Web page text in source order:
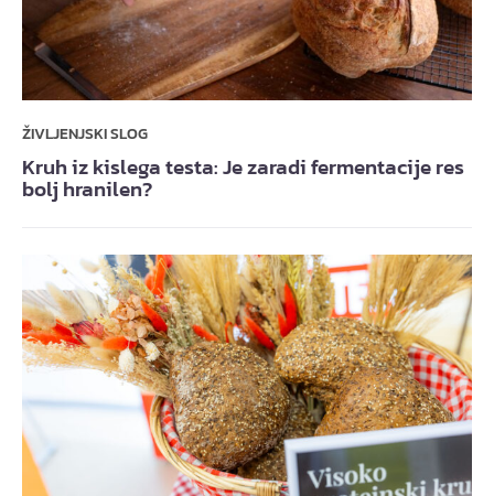
ŽIVLJENJSKI SLOG
Kruh iz kislega testa: Je zaradi fermentacije res
bolj hranilen?